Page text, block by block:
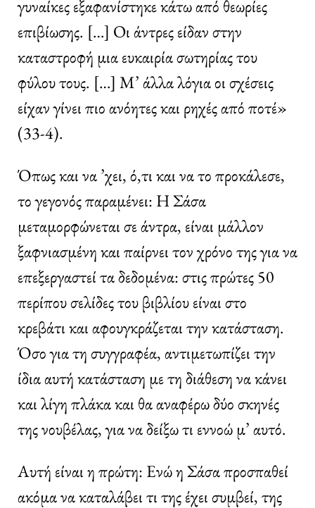
γυναίκες εξαφανίστηκε κάτω από θεωρίες
επιβίωσης. […] Οι άντρες είδαν στην
καταστροφή μια ευκαιρία σωτηρίας του
φύλου τους. […] Μ’ άλλα λόγια οι σχέσεις
είχαν γίνει πιο ανόητες και ρηχές από ποτέ»
(33-4).
Όπως και να ’χει, ό,τι και να το προκάλεσε,
το γεγονός παραμένει: Η Σάσα
μεταμορφώνεται σε άντρα, είναι μάλλον
ξαφνιασμένη και παίρνει τον χρόνο της για να
επεξεργαστεί τα δεδομένα: στις πρώτες 50
περίπου σελίδες του βιβλίου είναι στο
κρεβάτι και αφουγκράζεται την κατάσταση.
Όσο για τη συγγραφέα, αντιμετωπίζει την
ίδια αυτή κατάσταση με τη διάθεση να κάνει
και λίγη πλάκα και θα αναφέρω δύο σκηνές
της νουβέλας, για να δείξω τι εννοώ μ’ αυτό.
Αυτή είναι η πρώτη: Ενώ η Σάσα προσπαθεί
ακόμα να καταλάβει τι της έχει συμβεί, της